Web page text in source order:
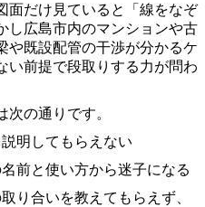
面だけ見ていると「線をなぞ
し広島市内のマンションや古
や既設配管の干渉が分かるケ
い前提で段取りする力が問わ
の通りです。
明してもらえない
前と使い方から迷子になる
り合いを教えてもらえず、